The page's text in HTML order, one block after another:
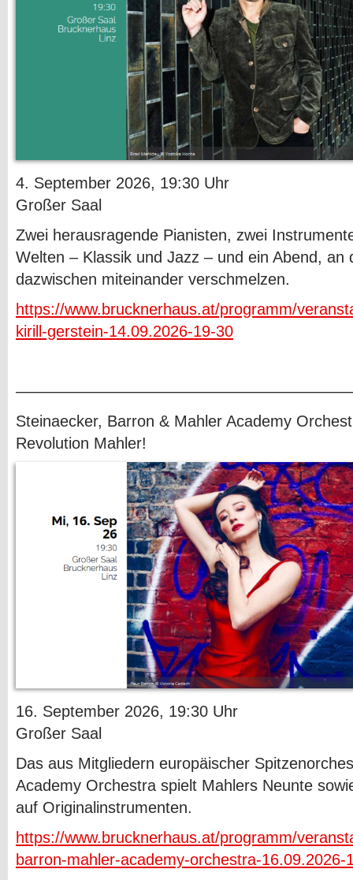
4. September 2026, 19:30 Uhr
Großer Saal
Zwei herausragende Pianisten, zwei
Welten – Klassik und Jazz – und ein Abend, an
dazwischen miteinander verschmelzen.
https://www.brucknerhaus.at/programm/
kirill-gerstein-14.09.2026-19-30
Steinaecker, Barron & Mahler Academy
Revolution Mahler!
16. September 2026, 19:30 Uhr
Großer Saal
Das aus Mitgliedern europäischer
Academy Orchestra spielt Mahlers Neunte
auf Originalinstrumenten.
https://www.brucknerhaus.at/programm/
barron-mahler-academy-orchestra-16.09.2026-